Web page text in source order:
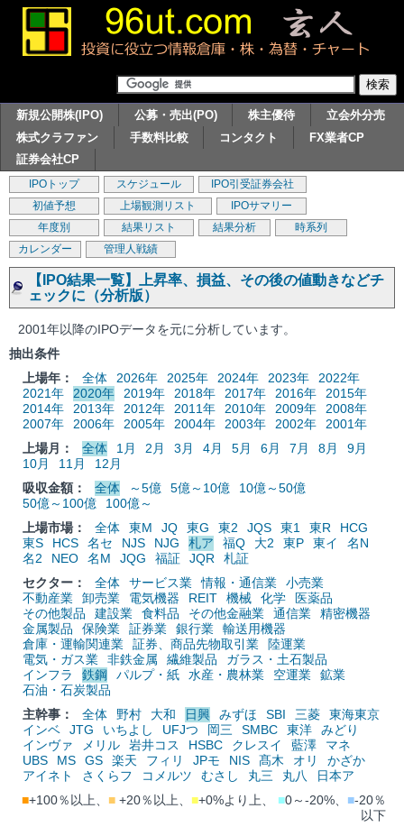
新規公開株(IPO) 公募・売出(PO) 株主優待
立会外分売
株式クラファン
手数料比較 コンタクト
FX業者CP
証券会社CP
IPOトップ スケジュール
IPO引受証券会社
初値予想
上場観測リスト
IPOサマリー
年度別
結果リスト 結果分析
時系列
カレンダー
管理人戦績
【IPO結果一覧】上昇率、損益、その後の値動きなどチ
ェックに（分析版）
2001年以降のIPOデータを元に分析しています。
抽出条件
上場年：
全体 2026年 2025年 2024年 2023年
2022年
2021年
2020年 2019年 2018年 2017年 2016年
2015年
2014年
2013年 2012年 2011年 2010年 2009年
2008年
2007年
2006年 2005年 2004年 2003年 2002年
2001年
上場月：
全体 1月 2月 3月 4月 5月 6月 7月 8月
9月
10月
11月
12月
吸収金額：
全体 ～5億 5億～10億
10億～50億
50億～100億
100億～
上場市場：
全体 東M JQ 東G 東2 JQS 東1 東R
HCG
東S
HCS 名セ NJS NJG 札ア 福Q 大2 東P 東イ
名N
名2
NEO 名M JQG 福証 JQR
札証
セクター：
全体 サービス業 情報・通信業
小売業
不動産業
卸売業 電気機器 REIT 機械 化学
医薬品
その他製品
建設業 食料品 その他金融業 通信業
精密機器
金属製品
保険業 証券業 銀行業
輸送用機器
倉庫・運輸関連業
証券、商品先物取引業
陸運業
電気・ガス業
非鉄金属 繊維製品
ガラス・土石製品
インフラ
鉄鋼 パルプ・紙 水産・農林業 空運業
鉱業
石油・石炭製品
主幹事：
全体 野村 大和 日興 みずほ SBI 三菱
東海東京
インベ
JTG いちよし UFJつ 岡三 SMBC 東洋
みどり
インヴァ
メリル 岩井コス HSBC クレスイ 藍澤
マネ
UBS
MS GS 楽天 フィリ JPモ NIS 髙木 オリ
かざか
アイネト
さくらフ コメルツ むさし 丸三 丸八
日本ア
■+100％以上、 ■ +20％以上、 ■+0%より上、 ■0～-20%、 ■-20％
以下